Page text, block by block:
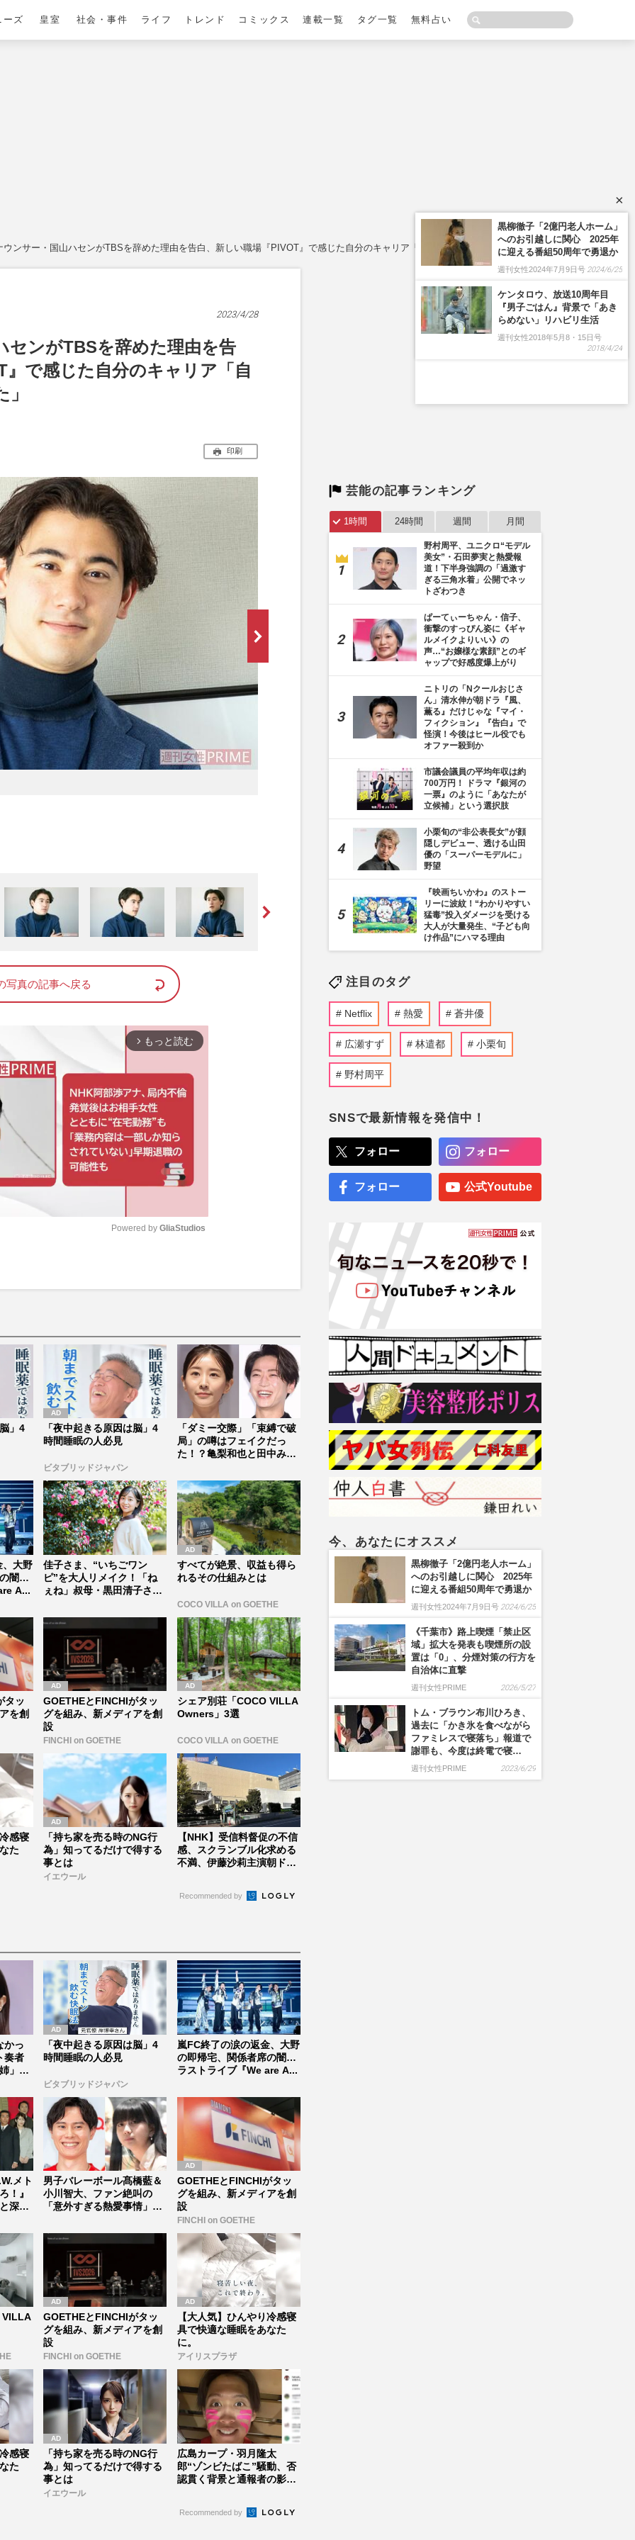
ーズ 皇室 社会・事件 ライフ トレンド コミックス 連載一覧 タグ一覧 無料占い
ウンサー・国山ハセンがTBSを辞めた理由を告白、新しい職場『PIVOT』で感じた自分のキャリア「自立とは何かを理解できた」
2023/4/28
センがTBSを辞めた理由を告
』で感じた自分のキャリア「自
印刷
[写真 2/5枚目] メディアについて話す国山ハセン
写真の記事へ戻る
arrow_forward_ios もっと読む
u
Powered by GliaStudios
」4
「夜中起きる原因は脳」4
時間睡眠の人必見
ビタブリッドジャパン
「ダミー交際」「束縛で破
局」の噂はフェイクだっ
た！？亀梨和也と田中みな
、大野
闇…
A...
佳子さま、“いちごワン
ピ”を大人リメイク！「ね
ぇね」叔母・黒田清子さん
すべてが絶景、収益も得ら
れるその仕組みとは
COCO VILLA on GOETHE
タッ
を創
GOETHEとFINCHIがタッ
グを組み、新メディアを創
設
FINCHI on GOETHE
シェア別荘「COCO VILLA
Owners」3選
COCO VILLA on GOETHE
感寝
た
「持ち家を売る時のNG行
為」知ってるだけで得する
事とは
イエウール
【NHK】受信料督促の不信
感、スクランブル化求める
不満、伊藤沙莉主演朝ドラ
Recommended by
かっ
奏者
」の
「夜中起きる原因は脳」4
時間睡眠の人必見
ビタブリッドジャパン
嵐FC終了の涙の返金、大野
の即帰宅、関係者席の闇…
ラストライブ『We are A...
メト
！』
深
男子バレーボール髙橋藍＆
小川智大、ファン絶叫の
「意外すぎる熱愛事情」と
GOETHEとFINCHIがタッ
グを組み、新メディアを創
設
FINCHI on GOETHE
VILLA
GOETHEとFINCHIがタッ
グを組み、新メディアを創
設
FINCHI on GOETHE
【大人気】ひんやり冷感寝
具で快適な睡眠をあなた
に。
アイリスプラザ
感寝
た
「持ち家を売る時のNG行
為」知ってるだけで得する
事とは
イエウール
広島カープ・羽月隆太
郎“ゾンビたばこ”騒動、否
認貫く背景と通報者の影、
Recommended by
芸能の記事ランキング
1時間 24時間 週間 月間
野村周平、ユニクロ“モデル
美女”・石田夢実と熱愛報
道！下半身強調の「過激す
ぎる三角水着」公開でネッ
トざわつき
ぱーてぃーちゃん・信子、
衝撃のすっぴん姿に《ギャ
ルメイクよりいい》の
声…“お嬢様な素顔”とのギ
ャップで好感度爆上がり
ニトリの「Nクールおじさ
ん」清水伸が朝ドラ『風、
薫る』だけじゃな『マイ・
フィクション』『告白』で
怪演！今後はヒール役でも
オファー殺到か
市議会議員の平均年収は約
700万円！ ドラマ『銀河の
一票』のように「あなたが
立候補」という選択肢
小栗旬の“非公表長女”が顔
隠しデビュー、透ける山田
優の「スーパーモデルに」
野望
『映画ちいかわ』のストー
リーに波紋！“わかりやすい
猛毒”投入ダメージを受ける
大人が大量発生、“子ども向
け作品”にハマる理由
注目のタグ
Netflix 熱愛 蒼井優
広瀬すず 林遣都 小栗旬
野村周平
SNSで最新情報を発信中！
フォロー フォロー
フォロー 公式Youtube
今、あなたにオススメ
黒柳徹子「2億円老人ホーム」
へのお引越しに関心 2025年
に迎える番組50周年で勇退か
週刊女性2024年7月9日号 2024/6/25
《千葉市》路上喫煙「禁止区
域」拡大を発表も喫煙所の設
置は「0」、分煙対策の行方を
自治体に直撃
週刊女性PRIME 2026/5/27
トム・ブラウン布川ひろき、
過去に「かき氷を食べながら
ファミレスで寝落ち」報道で
謝罪も、今度は終電で寝…
週刊女性PRIME 2023/6/29
×